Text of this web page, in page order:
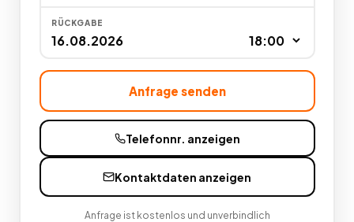
RÜCKGABE
Anfrage senden
Telefonnr. anzeigen
Kontaktdaten anzeigen
Anfrage ist kostenlos und unverbindlich